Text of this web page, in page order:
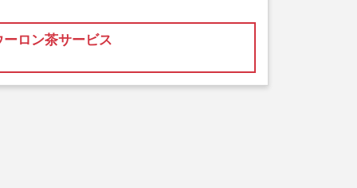
ロン茶サービス